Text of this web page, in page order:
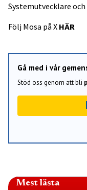
Systemutvecklare
Följ Mosa på X HÄR
Gå med i vår
Stöd oss genom att bli
Mest lästa